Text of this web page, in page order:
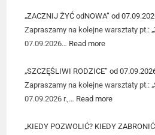
„ZACZNIJ ŻYĆ odNOWA” od
Zapraszamy na kolejne warsztaty pt.:
07.09.2026… Read more
„SZCZĘŚLIWI RODZICE” od
Zapraszamy na kolejne warsztaty pt.:
07.09.2026 r.,… Read more
„KIEDY POZWOLIĆ? KIEDY